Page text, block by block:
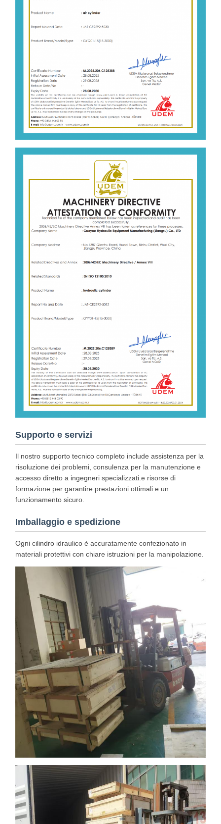
Supporto e servizi
Il nostro supporto tecnico completo include assistenza per la
risoluzione dei problemi, consulenza per la manutenzione e
accesso diretto a ingegneri specializzati.e risorse di
formazione per garantire prestazioni ottimali e un
funzionamento sicuro.
Imballaggio e spedizione
Ogni cilindro idraulico è accuratamente confezionato in
materiali protettivi con chiare istruzioni per la manipolazione.